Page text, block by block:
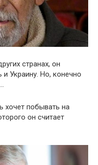
странах, он
Украину. Но, конечно
хочет побывать на
он считает